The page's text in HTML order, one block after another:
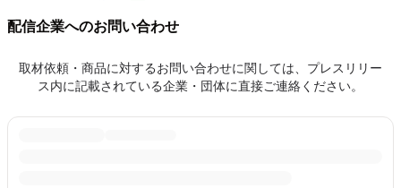
配信企業へのお問い合わせ
取材依頼・商品に対するお問い合わせに関しては、プレスリリー
ス内に記載されている企業・団体に直接ご連絡ください。